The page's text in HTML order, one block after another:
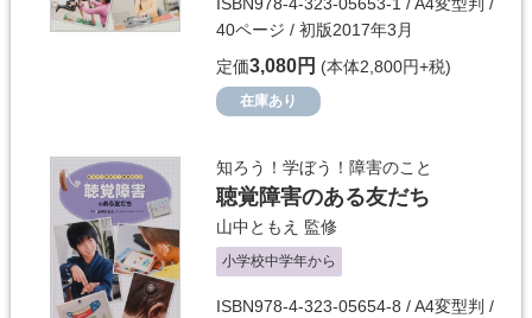
ISBN978-4-323-05653-1 / A4変型判 /
40ページ / 初版2017年3月
定価3,080円 (本体2,800円+税)
在庫あり
知ろう！学ぼう！障害のこと
聴覚障害のある友だち
山中ともえ 監修
小学校中学年から
ISBN978-4-323-05654-8 / A4変型判 /